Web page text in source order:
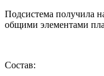
Подсистема получила
общими элементами
Состав: